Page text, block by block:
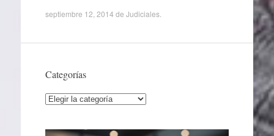
septiembre 12, 2014 de Judiciales.
Categorías
Categorías